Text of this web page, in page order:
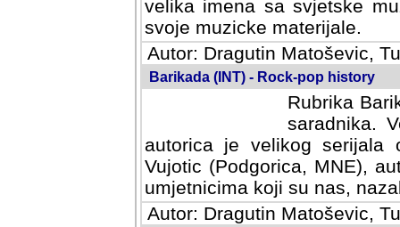
sa svjetske muzicke scene
materijale.
Autor: Dragutin Matoševic,
Barikada (INT) - Rock-pop history
Rubrika
saradnika.
autorica je velikog serijala
Vujotic (Podgorica, MNE),
umjetnicima koji su nas,
Autor: Dragutin Matoševic,